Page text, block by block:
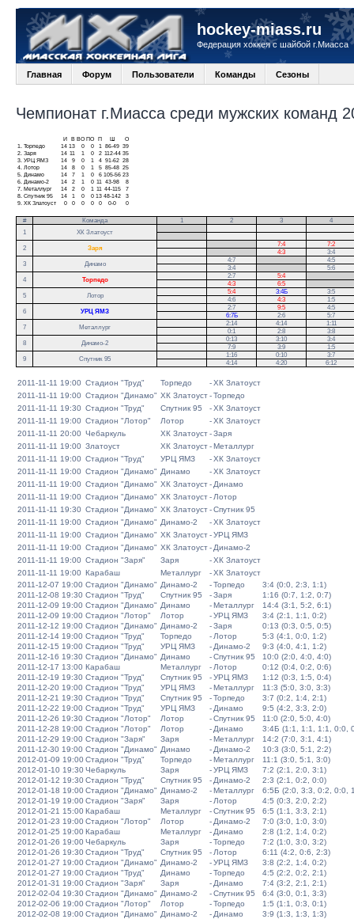
hockey-miass.ru
Федерация хоккея с шайбой г.Миасса
Главная Форум Пользователи Команды Сезоны
Чемпионат г.Миасса среди мужских команд
И В ВО ПО П
О
1.
Торпедо 14 13 0 0 1 86-49 39
2. Заря 14 11 1 0 2 112-44 35
3. УРЦ ЯМЗ 14 9 0 1 4 91-62 28
4. Лотор 14 8 0 1 5 85-48 25
5.
Динамо 14 7 1 0 6 105-56 23
6.
Динамо-2 14 2 1 0 11 43-98
8
7.
Металлург 14 2 0 1 11 44-115
7
8. Спутник 95 14 1 0 0 13 48-142
3
9. ХК Златоуст 0 0 0 0 0 0-0 0
# Команда 1 2 3
4
1
ХК Златоуст
2
Заря
7:4
7:2
4:3
3:4
3
Динамо
4:7
4:5
3:4
5:6
4
Торпедо
2:7 5:4
4:3
6:5
5
Лотор
5:4 3:4Б
3:5
4:6
4:3
1:5
6
УРЦ ЯМЗ
2:7 9:5
4:5
6:7Б
2:6
5:7
7
Металлург
2:14 4:14
1:11
0:1
2:8
3:8
8
Динамо-2
0:13 3:10
3:4
7:9
3:9
1:5
9
Спутник 95
1:16 0:10
3:7
4:14
4:20 6:12
2011-11-11 19:00 Стадион "Труд" Торпедо -ХК Златоуст
2011-11-11 19:00 Стадион "Динамо" ХК Златоуст-Торпедо
2011-11-11 19:30 Стадион "Труд" Спутник 95 -ХК Златоуст
2011-11-11 19:00 Стадион "Лотор" Лотор -ХК Златоуст
2011-11-11 20:00 Чебаркуль ХК Златоуст-Заря
2011-11-11 19:00 Златоуст ХК Златоуст-Металлург
2011-11-11 19:00 Стадион "Труд" УРЦ ЯМЗ -ХК Златоуст
2011-11-11 19:00 Стадион "Динамо" Динамо -ХК Златоуст
2011-11-11 19:00 Стадион "Динамо" ХК Златоуст- Динамо
2011-11-11 19:00 Стадион "Динамо" ХК Златоуст- Лотор
2011-11-11 19:30 Стадион "Динамо" ХК Златоуст-Спутник 95
2011-11-11 19:00 Стадион "Динамо" Динамо-2 -ХК Златоуст
2011-11-11 19:00 Стадион "Динамо" ХК Златоуст-УРЦ ЯМЗ
2011-11-11 19:00 Стадион "Динамо" ХК Златоуст- Динамо-2
2011-11-11 19:00 Стадион "Заря" Заря -ХК Златоуст
2011-11-11 19:00 Карабаш Металлург -ХК Златоуст
2011-12-07 19:00 Стадион "Динамо" Динамо-2 -Торпедо
3:4 (0:0, 2:3, 1:1)
2011-12-08 19:30 Стадион "Труд" Спутник 95 -Заря
1:16 (0:7, 1:2, 0:7)
2011-12-09 19:00 Стадион "Динамо" Динамо -Металлург
14:4 (3:1, 5:2, 6:1)
2011-12-09 19:00 Стадион "Лотор" Лотор -УРЦ ЯМЗ
3:4 (2:1, 1:1, 0:2)
2011-12-12 19:00 Стадион "Динамо" Динамо-2 -Заря
0:13 (0:3, 0:5, 0:5)
2011-12-14 19:00 Стадион "Труд" Торпедо - Лотор
5:3 (4:1, 0:0, 1:2)
2011-12-15 19:00 Стадион "Труд" УРЦ ЯМЗ - Динамо-2
9:3 (4:0, 4:1, 1:2)
2011-12-16 19:30 Стадион "Динамо" Динамо -Спутник 95
10:0 (2:0, 4:0, 4:0)
2011-12-17 13:00 Карабаш Металлург - Лотор
0:12 (0:4, 0:2, 0:6)
2011-12-19 19:30 Стадион "Труд" Спутник 95 -УРЦ ЯМЗ
1:12 (0:3, 1:5, 0:4)
2011-12-20 19:00 Стадион "Труд" УРЦ ЯМЗ -Металлург
11:3 (5:0, 3:0, 3:3)
2011-12-21 19:30 Стадион "Труд" Спутник 95 -Торпедо
3:7 (0:2, 1:4, 2:1)
2011-12-22 19:00 Стадион "Труд" УРЦ ЯМЗ - Динамо
9:5 (4:2, 3:3, 2:0)
2011-12-26 19:30 Стадион "Лотор" Лотор -Спутник 95
11:0 (2:0, 5:0, 4:0)
2011-12-28 19:00 Стадион "Лотор" Лотор - Динамо
3:4Б (1:1, 1:1, 1:1, 0:0,
2011-12-29 19:00 Стадион "Заря" Заря -Металлург
14:2 (7:0, 3:1, 4:1)
2011-12-30 19:00 Стадион "Динамо" Динамо - Динамо-2
10:3 (3:0, 5:1, 2:2)
2012-01-09 19:00Стадион "Труд" Торпедо -Металлург
11:1 (3:0, 5:1, 3:0)
2012-01-10 19:30Чебаркуль Заря -УРЦ ЯМЗ
7:2 (2:1, 2:0, 3:1)
2012-01-12 19:30Стадион "Труд" Спутник 95 - Динамо-2
2:3 (2:1, 0:2, 0:0)
2012-01-18 19:00Стадион "Динамо" Динамо-2 -Металлург
6:5Б (2:0, 3:3, 0:2, 0:0,
2012-01-19 19:00Стадион "Заря" Заря - Лотор
4:5 (0:3, 2:0, 2:2)
2012-01-21 15:00Карабаш Металлург -Спутник 95
6:5 (1:1, 3:3, 2:1)
2012-01-23 19:00Стадион "Лотор" Лотор - Динамо-2
7:0 (3:0, 1:0, 3:0)
2012-01-25 19:00Карабаш Металлург - Динамо
2:8 (1:2, 1:4, 0:2)
2012-01-26 19:00Чебаркуль Заря -Торпедо
7:2 (1:0, 3:0, 3:2)
2012-01-26 19:30Стадион "Труд" Спутник 95 - Лотор
6:11 (4:2, 0:6, 2:3)
2012-01-27 19:00Стадион "Динамо" Динамо-2 -УРЦ ЯМЗ
3:8 (2:2, 1:4, 0:2)
2012-01-27 19:00Стадион "Труд" Динамо -Торпедо
4:5 (2:2, 0:2, 2:1)
2012-01-31 19:00Стадион "Заря" Заря - Динамо
7:4 (3:2, 2:1, 2:1)
2012-02-04 19:30Стадион "Динамо" Динамо-2 -Спутник 95
6:4 (3:0, 0:1, 3:3)
2012-02-06 19:00Стадион "Лотор" Лотор -Торпедо
1:5 (1:1, 0:3, 0:1)
2012-02-08 19:00Стадион "Динамо" Динамо-2 - Динамо
3:9 (1:3, 1:3, 1:3)